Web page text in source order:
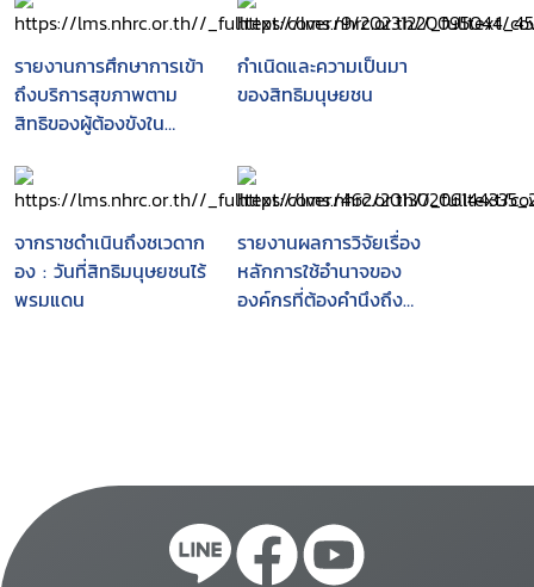
รายงานการศึกษาการเข้า
ถึงบริการสุขภาพตาม
สิทธิของผู้ต้องขังใน
กำเนิดและความเป็นมา
ของสิทธิมนุษยชน
จากราชดำเนินถึงชเวดาก
อง : วันที่สิทธิมนุษยชนไร้
พรมแดน
รายงานผลการวิจัยเรื่อง
หลักการใช้อำนาจของ
องค์กรที่ต้องคำนึงถึง